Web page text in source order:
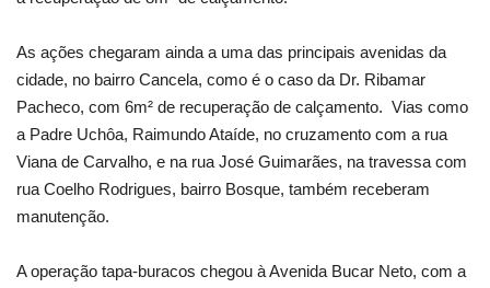
As ações chegaram ainda a uma das principais avenidas da
cidade, no bairro Cancela, como é o caso da Dr. Ribamar
Pacheco, com 6m² de recuperação de calçamento. Vias como
a Padre Uchôa, Raimundo Ataíde, no cruzamento com a rua
Viana de Carvalho, e na rua José Guimarães, na travessa com
rua Coelho Rodrigues, bairro Bosque, também receberam
manutenção.
A operação tapa-buracos chegou à Avenida Bucar Neto, com a